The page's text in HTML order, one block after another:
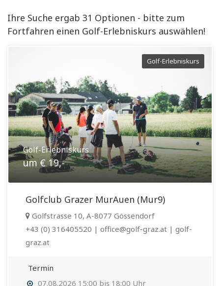
Ihre Suche ergab 31 Optionen - bitte zum
Fortfahren einen Golf-Erlebniskurs auswählen!
Golf-Erlebniskurs
Golf-Erlebniskurs
um € 19,-
Golfclub Grazer MurAuen (Mur9)
Golfstrasse 10, A-8077 Gössendorf
+43 (0) 316405520 | office@golf-graz.at | golf-
graz.at
Termin
07.08.2026 15:00 bis 18:00 Uhr